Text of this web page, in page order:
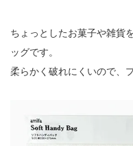
ちょっとしたお菓子や雑貨
ッグです。
柔らかく破れにくいので、